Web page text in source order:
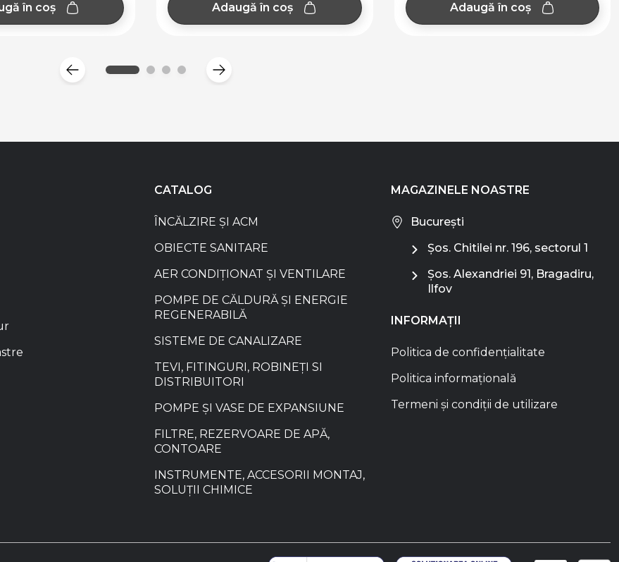
în coș Adaugă în coș Adaugă în coș
CATALOG
ÎNCĂLZIRE ȘI ACM
OBIECTE SANITARE
AER CONDIȚIONAT ȘI VENTILARE
POMPE DE CĂLDURĂ ȘI ENERGIE
REGENERABILĂ
SISTEME DE CANALIZARE
TEVI, FITINGURI, ROBINEȚI SI
DISTRIBUITORI
POMPE ȘI VASE DE EXPANSIUNE
FILTRE, REZERVOARE DE APĂ,
CONTOARE
INSTRUMENTE, ACCESORII MONTAJ,
SOLUȚII CHIMICE
MAGAZINELE NOASTRE
București
Șos. Chitilei nr. 196, sectorul 1
Șos. Alexandriei 91, Bragadiru,
Ilfov
INFORMAȚII
Politica de confidențialitate
Politica informațională
Termeni și condiții de utilizare